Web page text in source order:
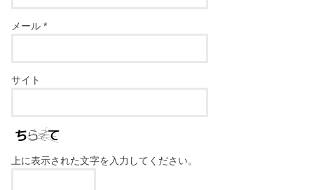
メール*
サイト
上に表示された文字を入力してください。